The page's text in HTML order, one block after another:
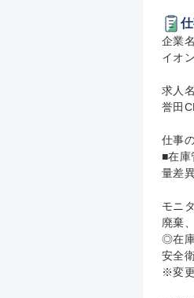
企業名
イオ
求人名
誉田
仕事
■在庫
量差
モニ
廃棄
◎在庫
安全
※変